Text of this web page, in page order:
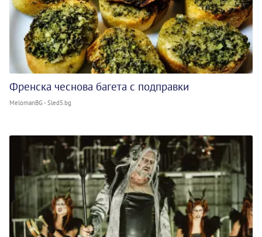
Френска чеснова багета с подправки
MelomanBG - Sled5.bg